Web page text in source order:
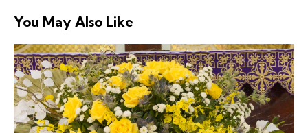
You May Also Like